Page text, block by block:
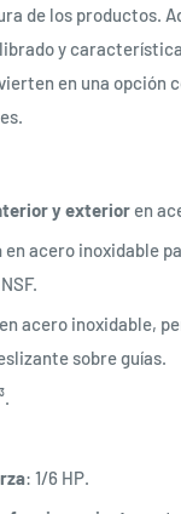
de los productos.
y
en una opción
y exterior en
en acero inoxidable
en acero inoxidable,
sobre guías.
: 1/6 HP.